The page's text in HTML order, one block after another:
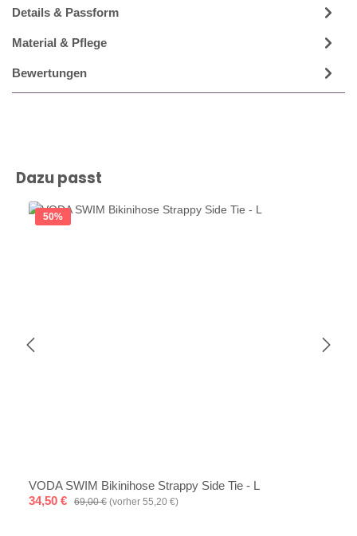
Details & Passform
Material & Pflege
Bewertungen
Produktgalerie überspringen
Dazu passt
50%
VODA SWIM Bikinihose Strappy Side Tie - L
Verkaufspreis:
34,50 € Regulärer Preis:
69,00 € (vorher 55,20 €)